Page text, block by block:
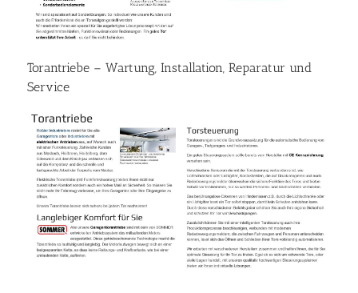
Torantriebe – Wartung, Installation, Reparatur und
Service